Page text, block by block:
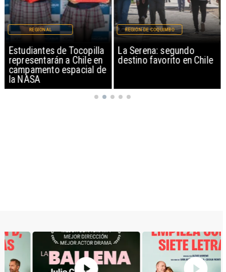
Estudiantes de Tocopilla
representarán a Chile en
campamento espacial de
la NASA
REGIONAL
La Serena: segundo
destino favorito en Chile
REGIÓN DE COQUIMBO